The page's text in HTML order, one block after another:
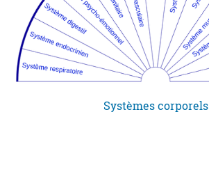
Systèmes corporels